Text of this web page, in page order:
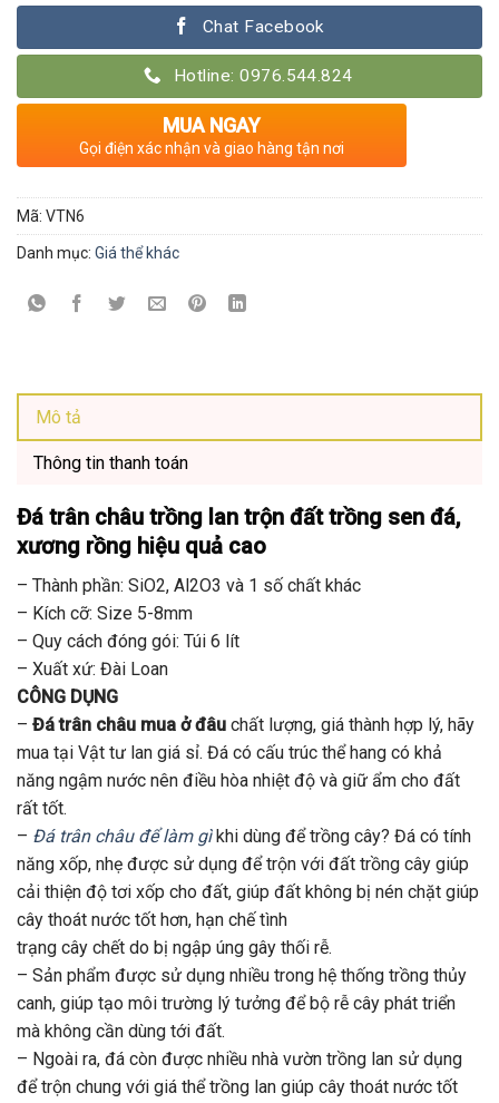
Chat Facebook
Hotline: 0976.544.824
MUA NGAY
Gọi điện xác nhận và giao hàng tận nơi
Mã: VTN6
Danh mục: Giá thể khác
Mô tả
Thông tin thanh toán
Đá trân châu trồng lan trộn đất trồng sen đá,
xương rồng hiệu quả cao
– Thành phần: SiO2, Al2O3 và 1 số chất khác
– Kích cỡ: Size 5-8mm
– Quy cách đóng gói: Túi 6 lít
– Xuất xứ: Đài Loan
CÔNG DỤNG
– Đá trân châu mua ở đâu chất lượng, giá thành hợp lý, hãy
mua tại Vật tư lan giá sỉ. Đá có cấu trúc thể hang có khả
năng ngậm nước nên điều hòa nhiệt độ và giữ ẩm cho đất
rất tốt.
– Đá trân châu để làm gìkhi dùng để trồng cây? Đá có tính
năng xốp, nhẹ được sử dụng để trộn với đất trồng cây giúp
cải thiện độ tơi xốp cho đất, giúp đất không bị nén chặt giúp
cây thoát nước tốt hơn, hạn chế tình
trạng cây chết do bị ngập úng gây thối rễ.
– Sản phẩm được sử dụng nhiều trong hệ thống trồng thủy
canh, giúp tạo môi trường lý tưởng để bộ rễ cây phát triển
mà không cần dùng tới đất.
– Ngoài ra, đá còn được nhiều nhà vườn trồng lan sử dụng
để trộn chung với giá thể trồng lan giúp cây thoát nước tốt